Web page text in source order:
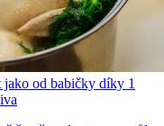
od babičky díky 1